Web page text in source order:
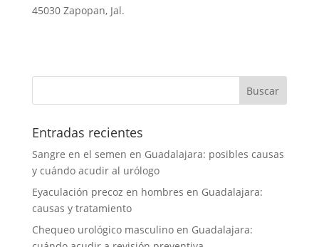
45030 Zapopan, Jal.
Entradas recientes
Sangre en el semen en Guadalajara: posibles causas
y cuándo acudir al urólogo
Eyaculación precoz en hombres en Guadalajara:
causas y tratamiento
Chequeo urológico masculino en Guadalajara: